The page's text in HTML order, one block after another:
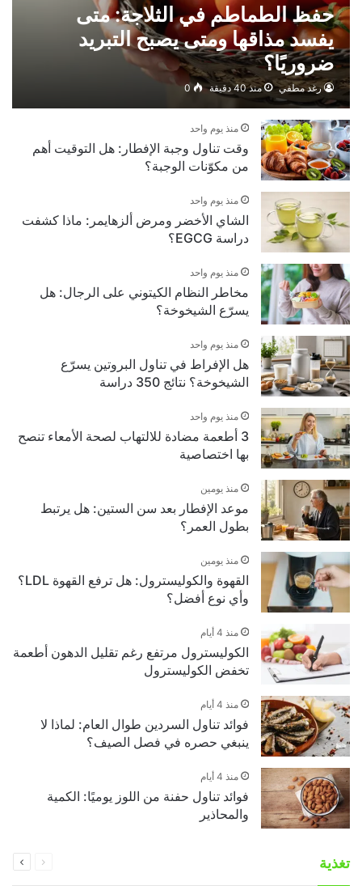
حفظ الطماطم في الثلاجة: متى
يفسد مذاقها ومتى يصبح التبريد
ضروريًا؟
رغد مطفي منذ 40 دقيقة 0
منذ يوم واحد
وقت تناول وجبة الإفطار: هل التوقيت أهم
من مكوّنات الوجبة؟
منذ يوم واحد
الشاي الأخضر ومرض ألزهايمر: ماذا كشفت
دراسة EGCG؟
منذ يوم واحد
مخاطر النظام الكيتوني على الرجال: هل
يسرّع الشيخوخة؟
منذ يوم واحد
هل الإفراط في تناول البروتين يسرّع
الشيخوخة؟ نتائج 350 دراسة
منذ يوم واحد
3 أطعمة مضادة للالتهاب لصحة الأمعاء تنصح
بها اختصاصية
منذ يومين
موعد الإفطار بعد سن الستين: هل يرتبط
بطول العمر؟
منذ يومين
القهوة والكوليسترول: هل ترفع القهوة LDL؟
وأي نوع أفضل؟
منذ 4 أيام
الكوليسترول مرتفع رغم تقليل الدهون أطعمة
تخفض الكوليسترول
منذ 4 أيام
فوائد تناول السردين طوال العام: لماذا لا
ينبغي حصره في فصل الصيف؟
منذ 4 أيام
فوائد تناول حفنة من اللوز يوميًا: الكمية
والمحاذير
تغذية الصفحةالصفحة